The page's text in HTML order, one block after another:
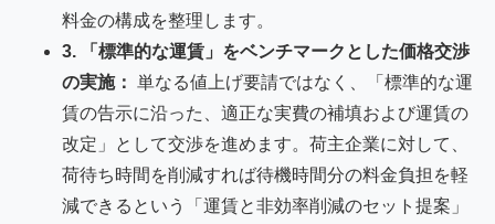
料金の構成を整理します。
3. 「標準的な運賃」をベンチマークとした価格交渉
の実施： 単なる値上げ要請ではなく、「標準的な運
賃の告示に沿った、適正な実費の補填および運賃の
改定」として交渉を進めます。荷主企業に対して、
荷待ち時間を削減すれば待機時間分の料金負担を軽
減できるという「運賃と非効率削減のセット提案」